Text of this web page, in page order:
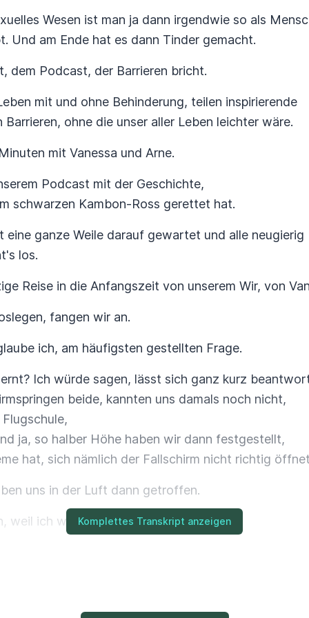
Komplettes Transkript anzeigen
Wesen ist man ja dann irgendwie so als
Und am Ende hat es dann Tinder gemacht.
dem Podcast, der Barrieren bricht.
mit und ohne Behinderung, teilen inspirierende
ohne die unser aller Leben leichter wäre.
mit Vanessa und Arne.
Podcast mit der Geschichte,
schwarzen Kambon-Ross gerettet hat.
eine ganze Weile darauf gewartet und alle neugierig
los.
Reise in die Anfangszeit von unserem Wir, von
fangen wir an.
ich, am häufigsten gestellten Frage.
Ich würde sagen, lässt sich ganz kurz
beide, kannten uns damals noch nicht,
ja, so halber Höhe haben wir dann festgestellt,
hat, sich nämlich der Fallschirm nicht richtig
uns in der Luft dann getroffen.
weil ich wollte erst das Leben retten.